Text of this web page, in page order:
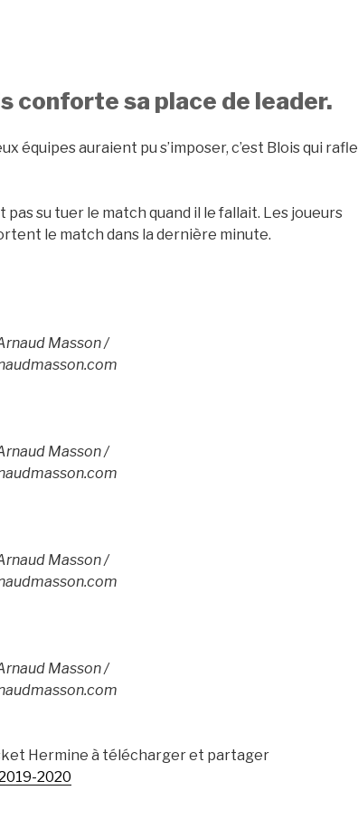
conforte sa place de leader.
équipes auraient pu s’imposer, c’est Blois qui rafle
su tuer le match quand il le fallait. Les joueurs
le match dans la dernière minute.
Masson /
Masson /
Masson /
Masson /
Hermine à télécharger et partager
2020